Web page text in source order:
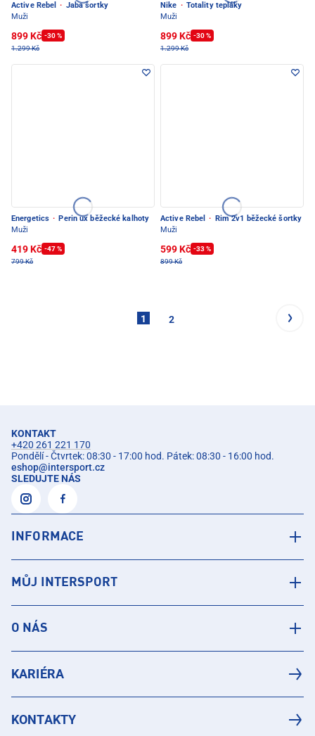
Active Rebel · Jaba šortky
Muži
899 Kč -30 %
1.299 Kč
Nike · Totality tepláky
Muži
899 Kč -30 %
1.299 Kč
Energetics · Perin ux běžecké kalhoty
Muži
419 Kč -47 %
799 Kč
Active Rebel ·
Rim 2v1 běžecké šortky
Muži
599 Kč -33 %
899 Kč
1 2
KONTAKT
+420 261 221 170
Pondělí - Čtvrtek: 08:30 - 17:00 hod. Pátek: 08:30 - 16:00 hod.
eshop@intersport.cz
SLEDUJTE NÁS
INFORMACE
MŮJ INTERSPORT
O NÁS
KARIÉRA
KONTAKTY